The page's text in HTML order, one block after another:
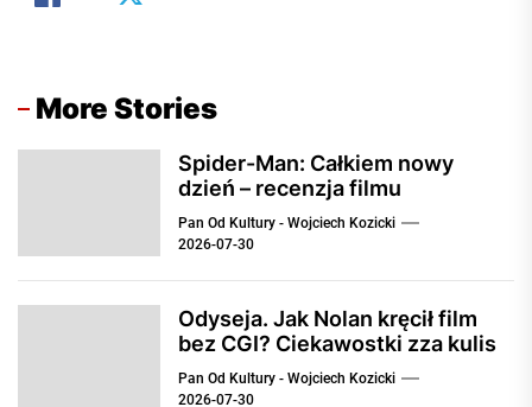
More Stories
Spider-Man: Całkiem nowy
dzień – recenzja filmu
Pan Od Kultury - Wojciech Kozicki
2026-07-30
Odyseja. Jak Nolan kręcił film
bez CGI? Ciekawostki zza kulis
Pan Od Kultury - Wojciech Kozicki
2026-07-30